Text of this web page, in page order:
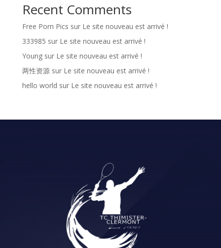
Recent Comments
Free Porn Pics sur Le site nouveau est arrivé !
333985 sur Le site nouveau est arrivé !
Youngsur Le site nouveau est arrivé !
两性资源sur Le site nouveau est arrivé !
hello world sur Le site nouveau est arrivé !